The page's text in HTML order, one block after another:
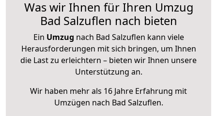
Was wir Ihnen für Ihren Umzug
Bad Salzuflen nach bieten
Ein Umzug nach Bad Salzuflen kann viele
Herausforderungen mit sich bringen, um Ihnen
die Last zu erleichtern – bieten wir Ihnen unsere
Unterstützung an.
Wir haben mehr als 16 Jahre Erfahrung mit
Umzügen nach Bad Salzuflen.